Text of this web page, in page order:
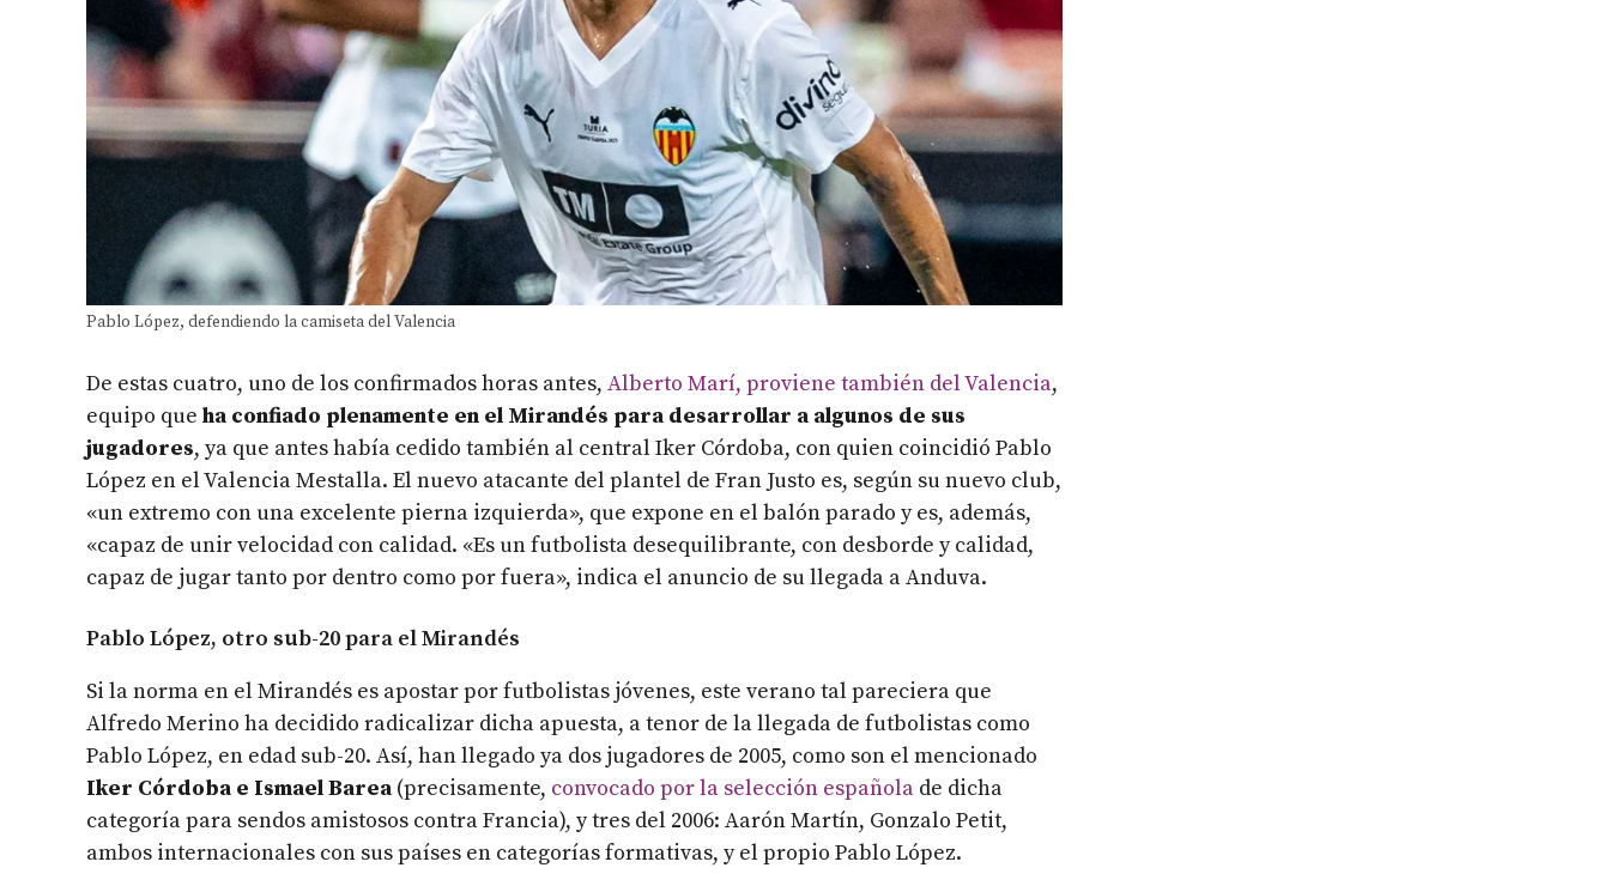
Pablo López, defendiendo la camiseta del Valencia
De estas cuatro, uno de los confirmados horas antes, Alberto Marí, proviene también del Valencia,
equipo que ha confiado plenamente en el Mirandés para desarrollar a algunos de sus
jugadores, ya que antes había cedido también al central Iker Córdoba, con quien coincidió Pablo
López en el Valencia Mestalla. El nuevo atacante del plantel de Fran Justo es, según su nuevo club,
«un extremo con una excelente pierna izquierda», que expone en el balón parado y es, además,
«capaz de unir velocidad con calidad. «Es un futbolista desequilibrante, con desborde y calidad,
capaz de jugar tanto por dentro como por fuera», indica el anuncio de su llegada a Anduva.
Pablo López, otro sub-20 para el Mirandés
Si la norma en el Mirandés es apostar por futbolistas jóvenes, este verano tal pareciera que
Alfredo Merino ha decidido radicalizar dicha apuesta, a tenor de la llegada de futbolistas como
Pablo López, en edad sub-20. Así, han llegado ya dos jugadores de 2005, como son el mencionado
Iker Córdoba e Ismael Barea (precisamente, convocado por la selección española de dicha
categoría para sendos amistosos contra Francia), y tres del 2006: Aarón Martín, Gonzalo Petit,
ambos internacionales con sus países en categorías formativas, y el propio Pablo López.